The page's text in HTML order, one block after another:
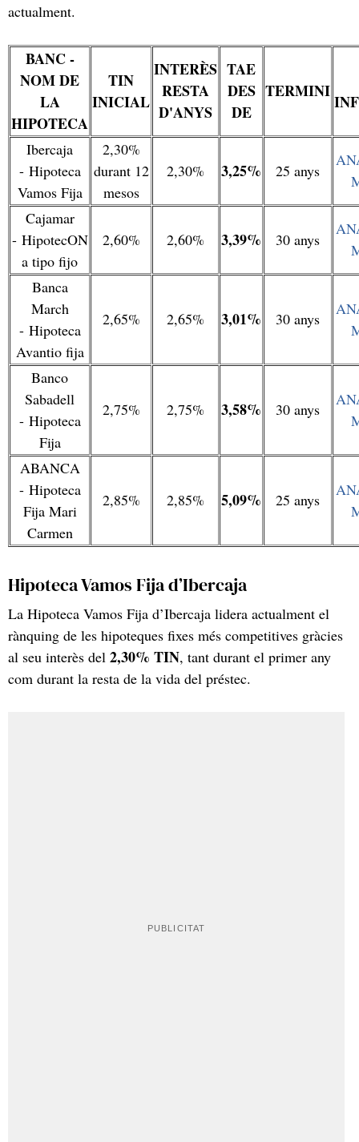
actualment.
BANC -
NOM DE
LA
HIPOTECA
TIN
INICIAL
INTERÈS
RESTA
D'ANYS
TAE
DES
DE
TERMINI
Ibercaja
- Hipoteca
Vamos Fija
2,30%
durant 12
mesos
2,30% 3,25% 25 anys
Cajamar
- HipotecON
a tipo fijo
2,60% 2,60% 3,39% 30 anys
Banca
March
- Hipoteca
Avantio fija
2,65% 2,65% 3,01% 30 anys
Banco
Sabadell
- Hipoteca
Fija
2,75% 2,75% 3,58% 30 anys
ABANCA
- Hipoteca
Fija Mari
Carmen
2,85% 2,85% 5,09% 25 anys
Hipoteca Vamos Fija d’Ibercaja
La Hipoteca Vamos Fija d’Ibercaja lidera actualment el
rànquing de les hipoteques fixes més competitives gràcies
al seu interès del 2,30% TIN, tant durant el primer any
com durant la resta de la vida del préstec.